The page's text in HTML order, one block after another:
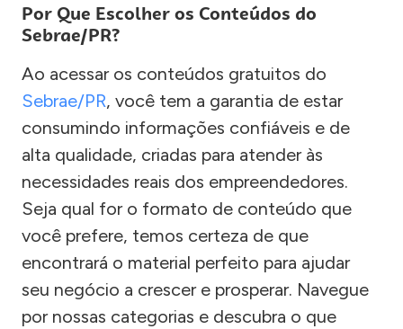
Por Que Escolher os Conteúdos do
Sebrae/PR?
Ao acessar os conteúdos gratuitos do
Sebrae/PR, você tem a garantia de estar
consumindo informações confiáveis e de
alta qualidade, criadas para atender às
necessidades reais dos empreendedores.
Seja qual for o formato de conteúdo que
você prefere, temos certeza de que
encontrará o material perfeito para ajudar
seu negócio a crescer e prosperar. Navegue
por nossas categorias e descubra o que